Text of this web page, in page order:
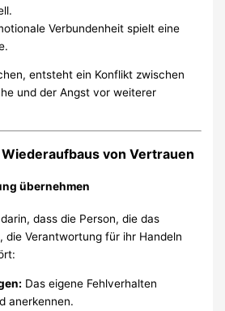
Verbundenheit spielt eine
entsteht ein Konflikt zwischen
und der Angst vor weiterer
Wiederaufbaus von Vertrauen
übernehmen
dass die Person, die das
die Verantwortung für ihr Handeln
Das eigene Fehlverhalten
anerkennen.